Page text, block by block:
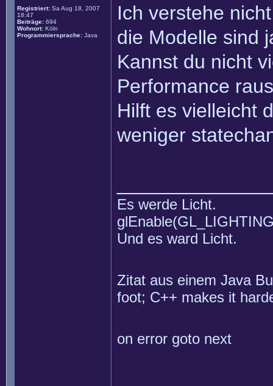
Registriert: Sa Aug 18, 2007
18:47
Beiträge: 694
Wohnort: Köln
Programmiersprache: Java
Ich verstehe
die Modelle sind
Kannst du nicht
Performance
Hilft es vielleicht
weniger
Es werde Licht.
Und es ward Licht.
Zitat aus einem Java
foot; C++ makes it
on error goto next